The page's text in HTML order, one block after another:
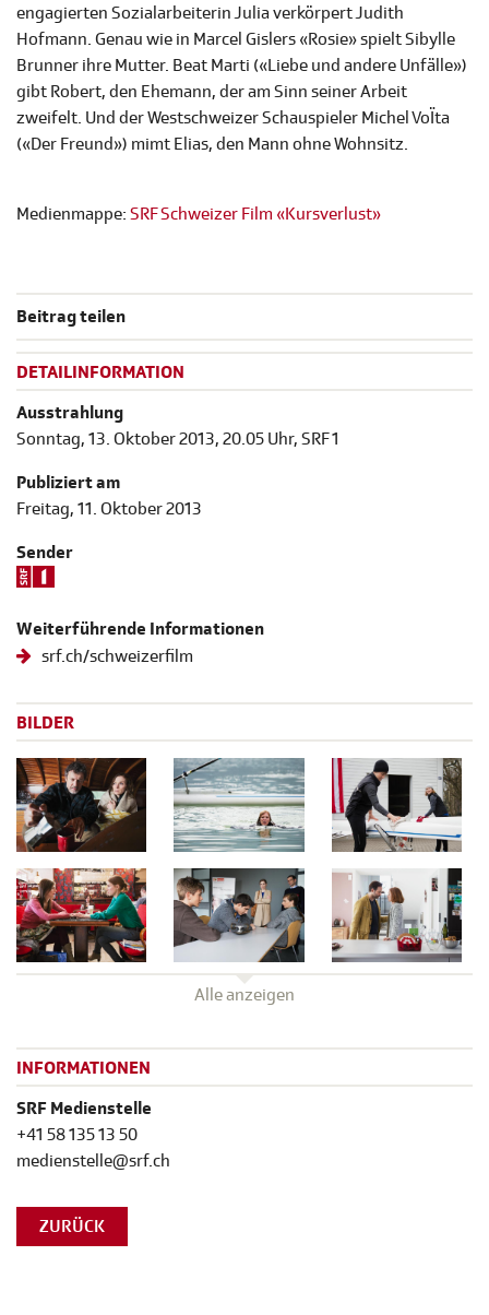
engagierten Sozialarbeiterin Julia verkörpert Judith
Hofmann. Genau wie in Marcel Gislers «Rosie» spielt Sibylle
Brunner ihre Mutter. Beat Marti («Liebe und andere Unfälle»)
gibt Robert, den Ehemann, der am Sinn seiner Arbeit
zweifelt. Und der Westschweizer Schauspieler Michel VoÏta
(«Der Freund») mimt Elias, den Mann ohne Wohnsitz.
Medienmappe: SRF Schweizer Film «Kursverlust»
Beitrag teilen
DETAILINFORMATION
Ausstrahlung
Sonntag, 13. Oktober 2013, 20.05 Uhr, SRF 1
Publiziert am
Freitag, 11. Oktober 2013
Sender
Weiterführende Informationen
srf.ch/schweizerfilm
BILDER
Alle anzeigen
INFORMATIONEN
SRF Medienstelle
+41 58 135 13 50
medienstelle@srf.ch
ZURÜCK